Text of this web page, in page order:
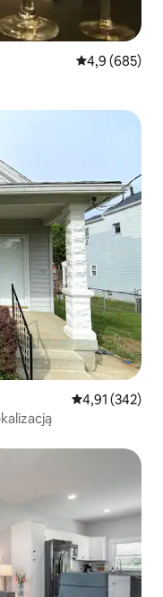
Średnia
4,9 (685)
Średnia
4,91 (342)